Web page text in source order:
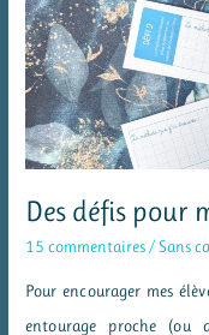
jour
en
CE2/CM1
Des défis pour
15 commentaires /Sans
Pour encourager mes
entourage proche (ou